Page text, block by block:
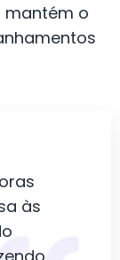
mantém o
às